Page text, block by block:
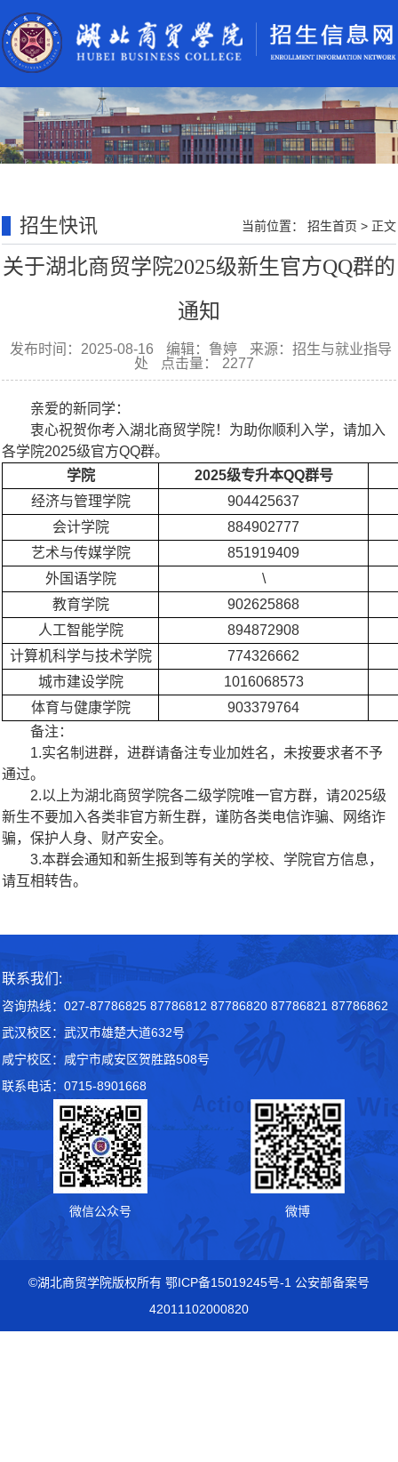
招生快讯 当前位置： 招生首页 > 正文
关于湖北商贸学院2025级新生官方QQ群的
通知
发布时间：2025-08-16 编辑：鲁婷
来源：招生与就业指导
处
点击量： 2277
亲爱的新同学：
衷心祝贺你考入湖北商贸学院！为助你顺利入学，请加入
各学院2025级官方QQ群。
学院
2025级专升本QQ群号
经济与管理学院
904425637
会计学院
884902777
艺术与传媒学院
851919409
外国语学院
\
教育学院
902625868
人工智能学院
894872908
计算机科学与技术学院
774326662
城市建设学院
1016068573
体育与健康学院
903379764
备注：
1.实名制进群，进群请备注专业加姓名，未按要求者不予
通过。
2.以上为湖北商贸学院各二级学院唯一官方群，请2025级
新生不要加入各类非官方新生群，谨防各类电信诈骗、网络诈
骗，保护人身、财产安全。
3.本群会通知和新生报到等有关的学校、学院官方信息，
请互相转告。
联系我们:
咨询热线：027-87786825 87786812 87786820 87786821 87786862
武汉校区：武汉市雄楚大道632号
咸宁校区：咸宁市咸安区贺胜路508号
联系电话：0715-8901668
微信公众号 微博
©湖北商贸学院版权所有 鄂ICP备15019245号-1 公安部备案号
42011102000820